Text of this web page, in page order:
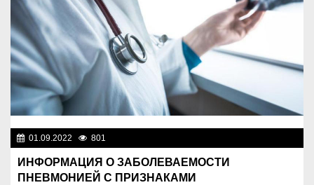
01.09.2022 801
ИНФОРМАЦИЯ О ЗАБОЛЕВАЕМОСТИ
ПНЕВМОНИЕЙ С ПРИЗНАКАМИ